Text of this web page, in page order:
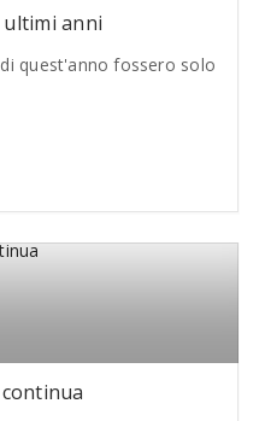
anni
quest'anno fossero solo